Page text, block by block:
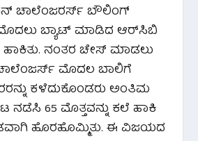
ಚಾಲೆಂಜರರ್ಸ್ ಬೌಲಿಂಗ್
ಬ್ಯಾಟ್ ಮಾಡಿದ ಆರ್‌ಸಿಬಿ
ಹಾಕಿತು. ನಂತರ ಚೇಸ್ ಮಾಡಲು
ಮೊದಲ ಬಾಲಿಗೆ
ಕಳೆದುಕೊಂಡರು ಅಂತಿಮ
ನಡೆಸಿ 65 ಮೊತ್ತವನ್ನು ಕಲೆ ಹಾಕಿ
ಹೊರಹೊಮ್ಮಿತು. ಈ ವಿಜಯದ